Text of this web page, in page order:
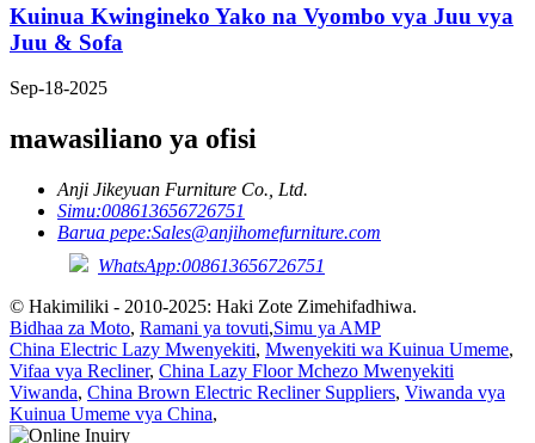
Kuinua Kwingineko Yako na Vyombo vya Juu vya
Juu & Sofa
Sep-18-2025
mawasiliano ya ofisi
Anji Jikeyuan Furniture Co., Ltd.
Simu:008613656726751
Barua pepe:Sales@anjihomefurniture.com
WhatsApp:008613656726751
© Hakimiliki - 2010-2025: Haki Zote Zimehifadhiwa.
Bidhaa za Moto, Ramani ya tovuti,Simu ya AMP
China Electric Lazy Mwenyekiti, Mwenyekiti wa Kuinua Umeme,
Vifaa vya Recliner, China Lazy Floor Mchezo Mwenyekiti
Viwanda, China Brown Electric Recliner Suppliers, Viwanda vya
Kuinua Umeme vya China,